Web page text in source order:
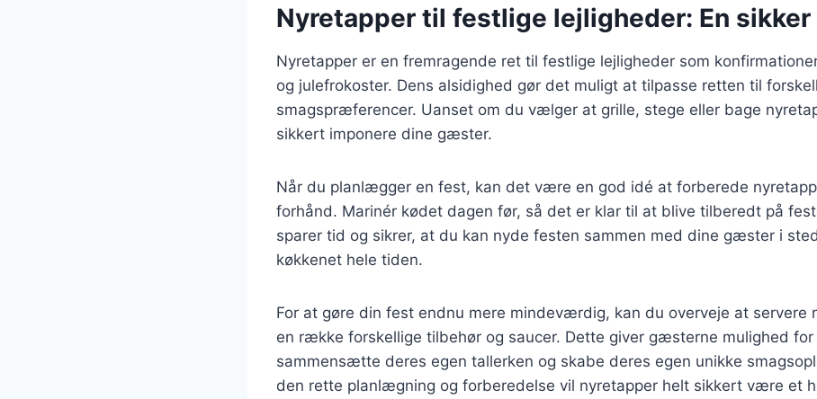
Nyretapper til festlige lejligheder: En
Nyretapper er en fremragende ret til festlige lejligheder som
og julefrokoster. Dens alsidighed gør det muligt at tilpasse retten til
smagspræferencer. Uanset om du vælger at grille, stege eller bage
sikkert imponere dine gæster.
Når du planlægger en fest, kan det være en god idé at forberede
forhånd. Marinér kødet dagen før, så det er klar til at blive tilberedt på
sparer tid og sikrer, at du kan nyde festen sammen med dine gæster i
køkkenet hele tiden.
For at gøre din fest endnu mere mindeværdig, kan du overveje at servere
en række forskellige tilbehør og saucer. Dette giver gæsterne mulighed for
sammensætte deres egen tallerken og skabe deres egen unikke
den rette planlægning og forberedelse vil nyretapper helt sikkert være et